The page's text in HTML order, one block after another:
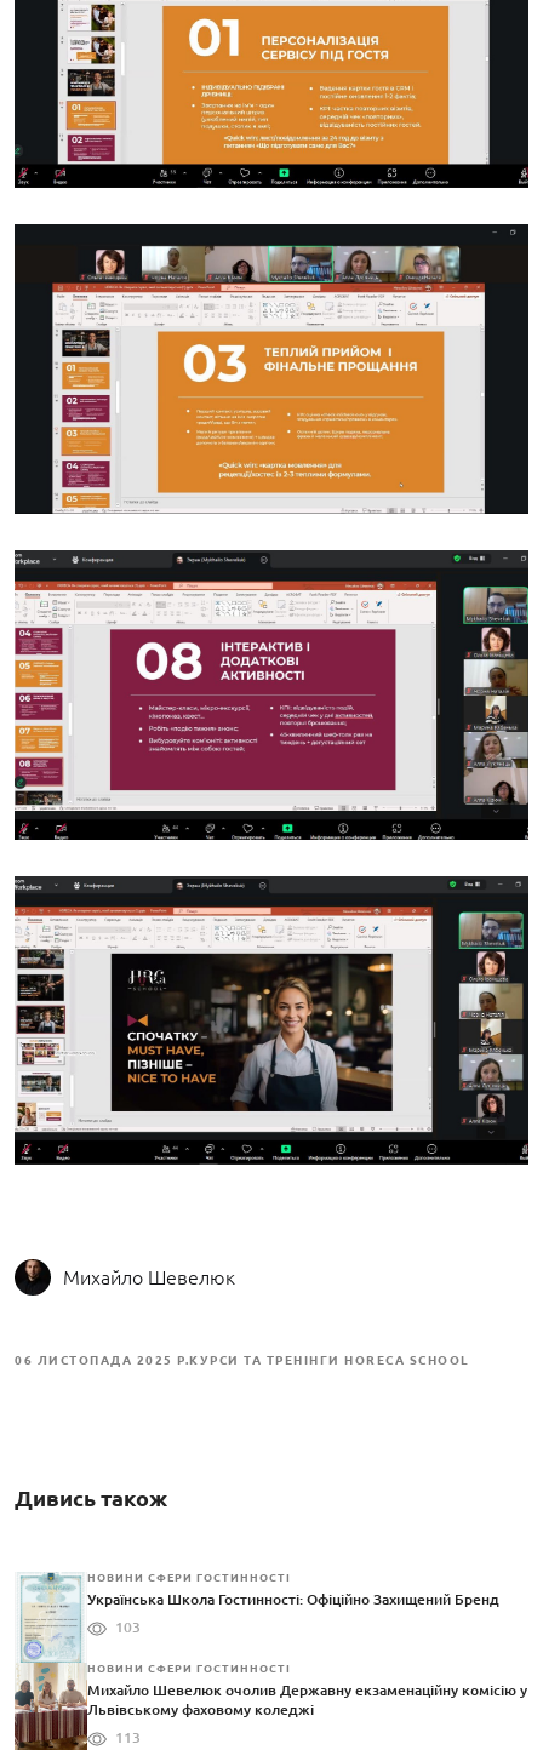
Михайло Шевелюк
06 ЛИСТОПАДА 2025 Р.КУРСИ ТА ТРЕНІНГИ HORECA SCHOOL
Дивись також
НОВИНИ СФЕРИ ГОСТИННОСТІ
Українська Школа Гостинності: Офіційно Захищений Бренд
103
НОВИНИ СФЕРИ ГОСТИННОСТІ
Михайло Шевелюк очолив Державну екзаменаційну комісію у
Львівському фаховому коледжі
113